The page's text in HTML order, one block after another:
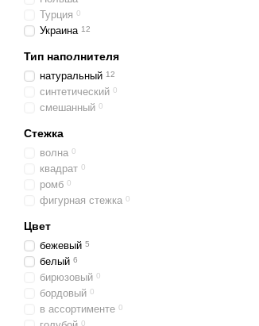
Турция 0
Украина 12
Тип наполнителя
натуральный 12
синтетический 0
смешанный 0
Стежка
волна 0
квадрат 0
ромб 0
фигурная стежка 0
Цвет
бежевый 5
белый 6
бирюзовый 0
бордовый 0
в ассортименте 0
0